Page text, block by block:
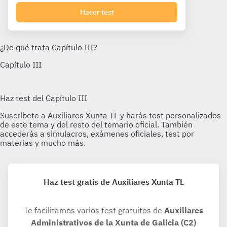
Hacer test
Haz test gratis de Auxiliares Xunta TL
Te facilitamos varios test gratuitos de Auxiliares
Administrativos de la Xunta de Galicia (C2)